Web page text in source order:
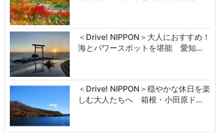
＜Drive! NIPPON＞大人におすすめ！
海とパワースポットを堪能 愛知…
＜Drive! NIPPON＞穏やかな休日を楽
しむ大人たちへ 箱根・小田原ド…